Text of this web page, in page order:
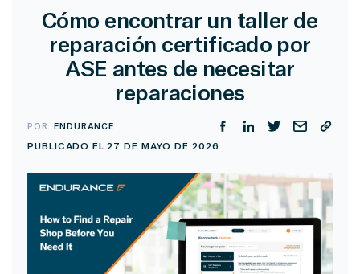
Cómo encontrar un taller de
reparación certificado por
ASE antes de necesitar
reparaciones
POR:ENDURANCE
PUBLICADO EL 27 DE MAYO DE 2026